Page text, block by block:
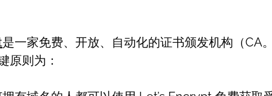
是一家免费、开放、自动化的证书颁发机构（CA
原则为：